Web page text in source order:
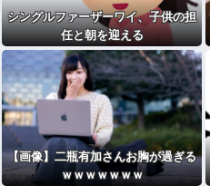
シングルファーザーワイ、子供の担
任と朝を迎える
【画像】二瓶有加さんお胸が過ぎる
ｗｗｗｗｗｗｗ